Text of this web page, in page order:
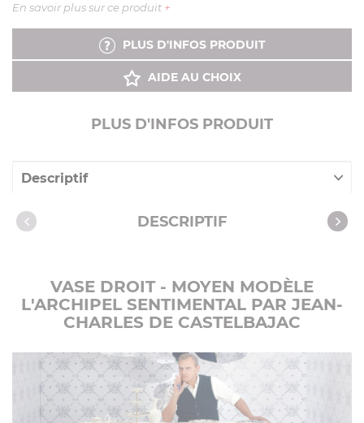
En savoir plus sur ce produit +
PLUS D'INFOS PRODUIT
AIDE AU CHOIX
PLUS D'INFOS PRODUIT
Descriptif
Caractéristiques DESCRIPTIF
VASE DROIT - MOYEN MODÈLE
L'ARCHIPEL SENTIMENTAL PAR JEAN-
CHARLES DE CASTELBAJAC